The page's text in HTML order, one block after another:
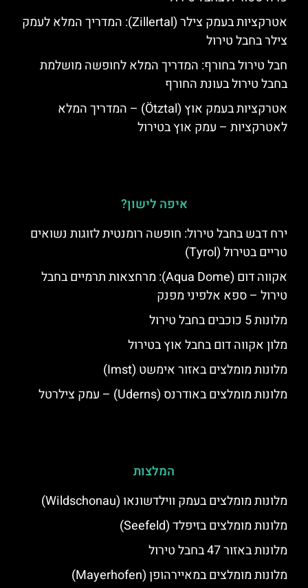
אטרקציות בעמק צילר (Zillertal): המדריך המלא לעמק
צילר בחבל טירול
חבל טירול בחורף: המדריך המלא לחופשה מושלמת
בחבל טירול בעונת החורף
אטרקציות בעמק אוץ (Ötztal) – המדריך המלא
לאטרקציות – עמק אוץ בטירול
איפה לישון?
ירח דבש בחבל טירול: חופשה רומנטית לזוגות נשואים
טריים בטירול (Tyrol)
אקווה דום (Aqua Dome): מרחצאות תרמיים בחבל
טירול – ספא אלפיני מפנק
מלונות 5 כוכבים בחבל טירול
מלון אקווה דום בחבל אוץ בטירול
מלונות מומלצים באזור אימשט (Imst)
מלונות מומלצים באודרנס (Uderns) – עמק צילרטל
המלצות
מלונות מומלצים בעמק ווילדשונאו (Wildschonau)
מלונות מומלצים בזיפלד (Seefeld)
מלונות באזור 47 בחבל טירול
מלונות מומלצים במאיירהופן (Mayerhofen)